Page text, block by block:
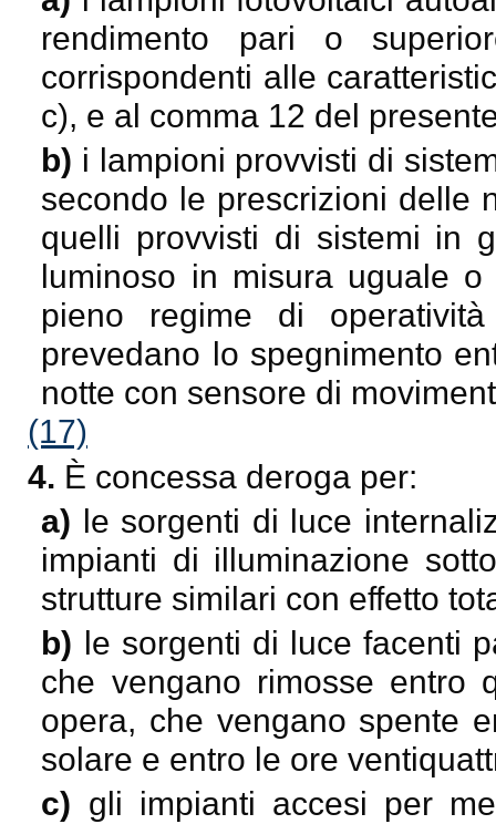
rendimento pari o
corrispondenti alle
c), e al comma 12 del
b) i lampioni provvisti di
secondo le prescrizioni delle
quelli provvisti di sistemi in
luminoso in misura uguale
pieno regime di
prevedano lo spegnimento
notte con sensore di
(17)
4. È concessa deroga per:
a) le sorgenti di luce
impianti di illuminazione
strutture similari con effetto
b) le sorgenti di luce facenti
che vengano rimosse entro
opera, che vengano spente
solare e entro le ore
c) gli impianti accesi per